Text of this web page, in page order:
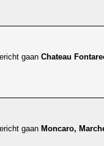
Chateau
Moncaro,